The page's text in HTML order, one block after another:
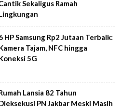
Sekaligus Ramah
HP Samsung Rp2 Jutaan Terbaik:
Tajam, NFC hingga
5G
Lansia 82 Tahun
PN Jakbar Meski Masih